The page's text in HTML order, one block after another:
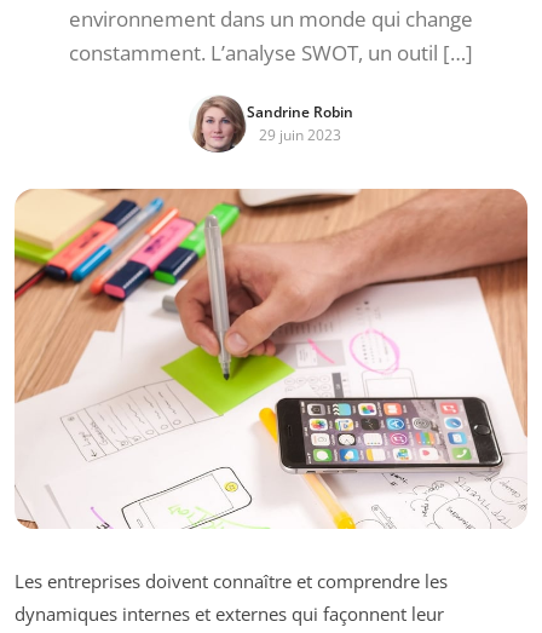
environnement dans un monde qui change
constamment. L’analyse SWOT, un outil […]
Sandrine Robin
29 juin 2023
Les entreprises doivent connaître et comprendre les
dynamiques internes et externes qui façonnent leur